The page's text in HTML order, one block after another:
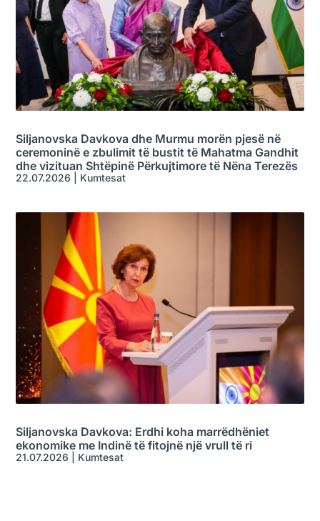
Siljanovska Davkova dhe Murmu morën pjesë në
ceremoninë e zbulimit të bustit të Mahatma Gandhit
dhe vizituan Shtëpinë Përkujtimore të Nëna Terezës
22.07.2026 Kumtesat
Siljanovska Davkova: Erdhi koha marrëdhëniet
ekonomike me Indinë të fitojnë një vrull të ri
21.07.2026 Kumtesat